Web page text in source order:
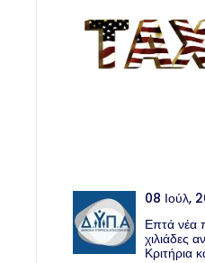
08 Ιούλ,
Επτά νέα
χιλιάδες
Κριτήρια